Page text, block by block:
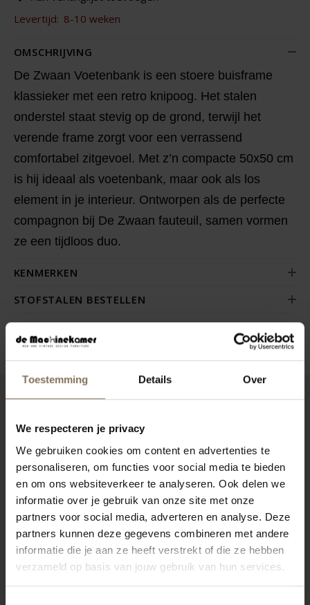
Toestemming Details Over
We respecteren je privacy
We gebruiken cookies om content en advertenties te
personaliseren, om functies voor social media te bieden
en om ons websiteverkeer te analyseren. Ook delen we
informatie over je gebruik van onze site met onze
partners voor social media, adverteren en analyse. Deze
partners kunnen deze gegevens combineren met andere
informatie die je aan ze heeft verstrekt of die ze hebben
verzameld op basis van jouw gebruik van hun services.
Levertijd: 8-10 weken
OMSCHRIJVING
De Zwaan Voetenbank is een stoere buisframe
klassieker met een retro knipoog. Het stalen
onderstel staat stevig op de grond, terwijl het
verende frame zorgt voor een verrassend
comfortabel zitgevoel. Met z’n compacte 50x50 cm
is hij ideaal als voetenbank, maar ook als los
element in je interieur. Ontworpen als de perfecte
compagnon bij De Zwaan fauteuil, samen vormen
ze een tijdloos duo.
KENMERKEN
STOFSTALEN BESTELLEN
ZAKELIJK